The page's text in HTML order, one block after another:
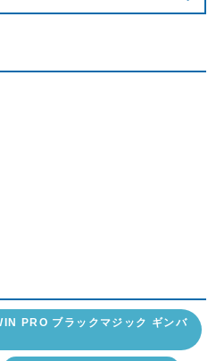
PRO ブラックマジック ギンバ